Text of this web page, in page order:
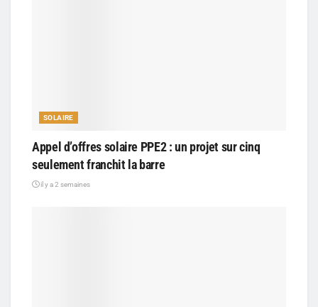
SOLAIRE
Appel d’offres solaire PPE2 : un projet sur cinq
seulement franchit la barre
il y a 2 semaines